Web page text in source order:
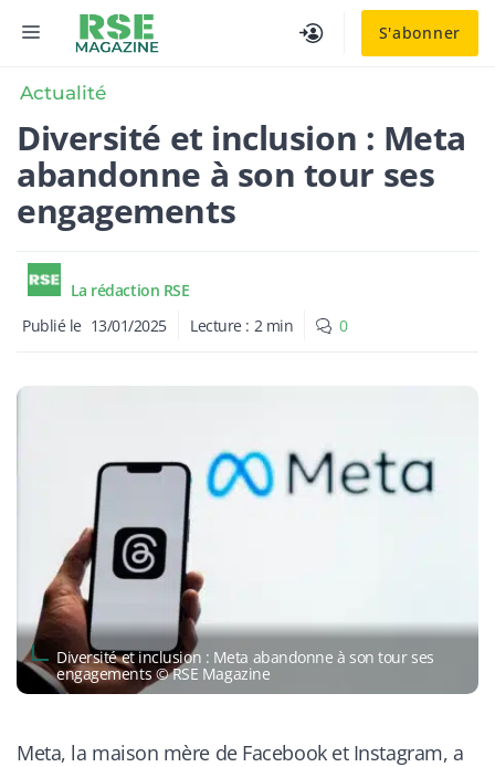
S'abonner
MENU
Actualité
Diversité et inclusion : Meta
abandonne à son tour ses
engagements
La rédaction RSE
Publié le 13/01/2025 Lecture : 2 min 0
Diversité et inclusion : Meta abandonne à son tour ses
engagements © RSE Magazine
Meta, la maison mère de Facebook et Instagram, a